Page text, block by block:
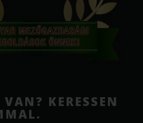
VAN? KERESSEN